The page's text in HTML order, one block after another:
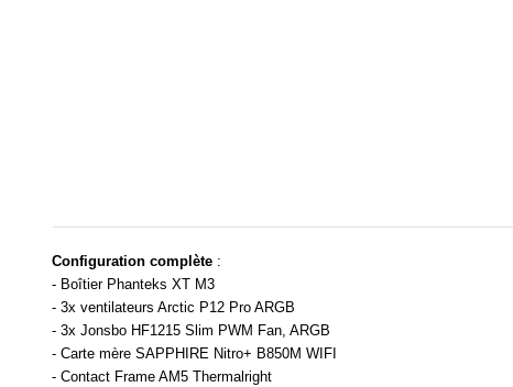
Configuration complète :
- Boîtier Phanteks XT M3
- 3x ventilateurs Arctic P12 Pro ARGB
- 3x Jonsbo HF1215 Slim PWM Fan, ARGB
- Carte mère SAPPHIRE Nitro+ B850M WIFI
- Contact Frame AM5 Thermalright